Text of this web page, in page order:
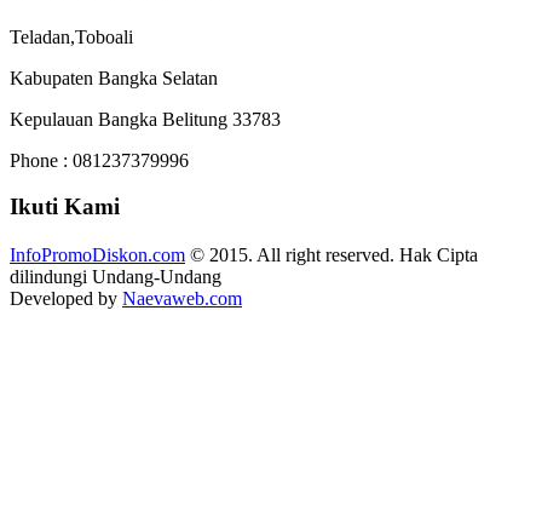
Teladan,Toboali
Kabupaten Bangka Selatan
Kepulauan Bangka Belitung 33783
Phone : 081237379996
Ikuti Kami
InfoPromoDiskon.com © 2015. All right reserved. Hak Cipta
dilindungi Undang-Undang
Developed by Naevaweb.com